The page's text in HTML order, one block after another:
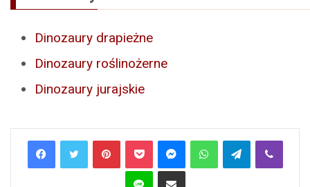
Dinozaury drapieżne
Dinozaury roślinożerne
Dinozaury jurajskie
PinterestPocket MessengerWhatsAppTelegramViber
Line Share via Email